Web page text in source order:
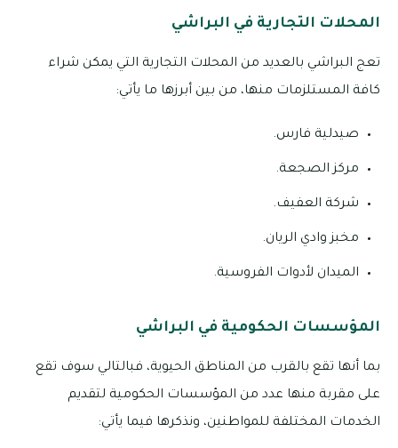
المحلات التجارية في البراشي
تعج البراشي بالعديد من المحلات التجارية التي يمكن شراء
كافة المستلزمات منها، من بين أبرزها ما يأتي:
صيدلية فارس.
مركز الصجعة.
شركة العفيف.
مخبز وادي الريان.
الميدان لأدوات الفروسية.
المؤسسات الحكومية في البراشي
بما أنها تقع بالقرب من المناطق الحيوية، فبالتالي سوف تقع
على مقربة منها عدد من المؤسسات الحكومية لتقديم
الخدمات المختلفة للمواطنين، ونذكرها فيما يأتي: